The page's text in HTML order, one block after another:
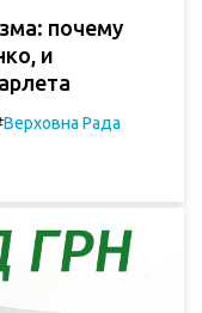
почему
и
Верховна Рада